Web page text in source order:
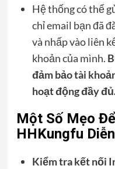
Hệ thống có thể
chỉ email bạn đã
và nhấp vào liên
khoản của mình.
đảm bảo tài
hoạt động đầy
Một Số Mẹo
HHKungfu
Kiểm tra kết nối